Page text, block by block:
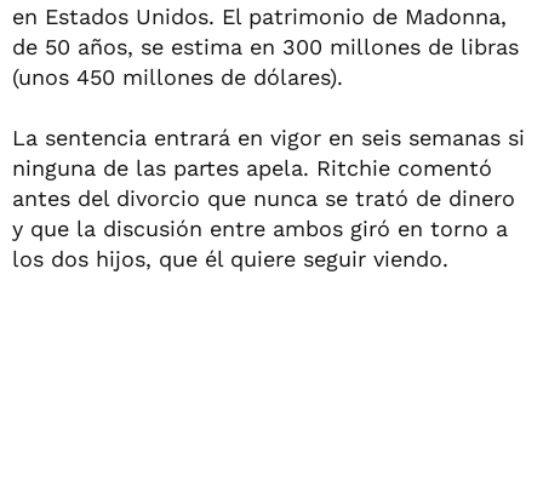
en Estados Unidos. El patrimonio de Madonna,
de 50 años, se estima en 300 millones de libras
(unos 450 millones de dólares).
La sentencia entrará en vigor en seis semanas si
ninguna de las partes apela. Ritchie comentó
antes del divorcio que nunca se trató de dinero
y que la discusión entre ambos giró en torno a
los dos hijos, que él quiere seguir viendo.